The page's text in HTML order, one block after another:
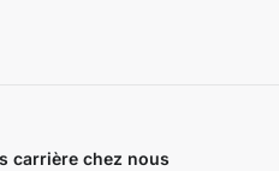
carrière chez nous